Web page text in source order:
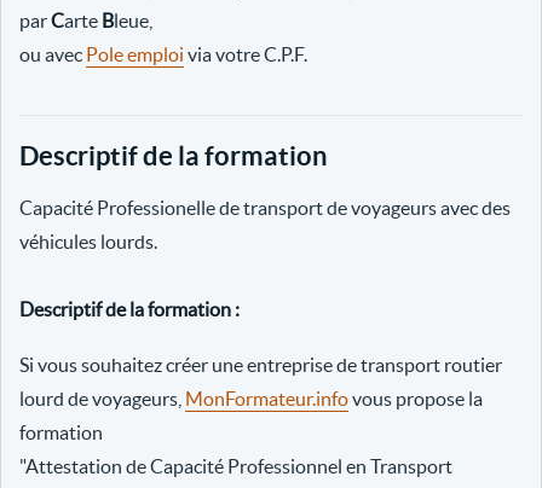
parCarte Bleue,
ou avec Pole emploi via votre C.P.F.
Descriptif de la formation
Capacité Professionelle de transport de voyageurs avec des
véhicules lourds.
Descriptif de la formation :
Si vous souhaitez créer une entreprise de transport routier
lourd de voyageurs, MonFormateur.infovous propose la
formation
"Attestation de Capacité Professionnel en Transport